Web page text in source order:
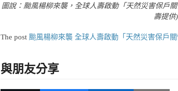
圖說：颱風楊柳來襲，全球人壽啟動「天然災害保戶
壽提供)
The post 颱風楊柳來襲 全球人壽啟動「天然災害保戶關
與朋友分享